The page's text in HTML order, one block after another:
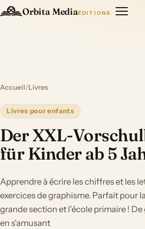
Orbita MediaÉDITIONS
Accueil/Livres
Livres pour enfants
Der XXL-
für Kinder ab 5
Apprendre à écrire les chiffres et les
exercices de graphisme. Parfait pour
grande section et l'école primaire !
en s'amusant